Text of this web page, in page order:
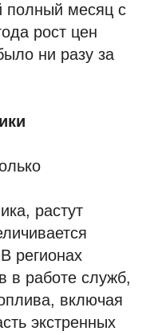
полный месяц с
рост цен
ни разу за
растут
регионах
в работе служб,
включая
экстренных